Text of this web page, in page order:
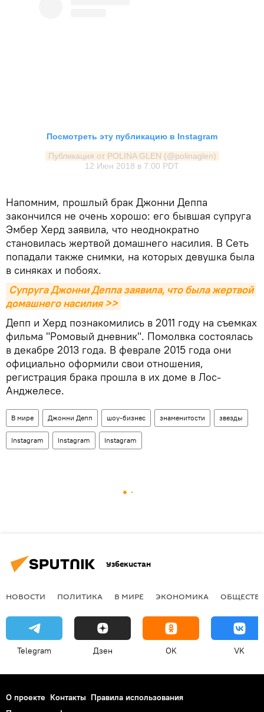
Посмотреть эту публикацию в Instagram
Публикация от POLINA GLEN (@polinaglen)
12 Июн 2018 в 7:00 PDT
Напомним, прошлый брак Джонни Деппа
закончился не очень хорошо: его бывшая супруга
Эмбер Херд заявила, что неоднократно
становилась жертвой домашнего насилия. В Сеть
попадали также снимки, на которых девушка была
в синяках и побоях.
Супруга Джонни Деппа заявила, что была жертвой
домашнего насилия >>
Депп и Херд познакомились в 2011 году на съемках
фильма "Ромовый дневник". Помолвка состоялась
в декабре 2013 года. В феврале 2015 года они
официально оформили свои отношения,
регистрация брака прошла в их доме в Лос-
Анджелесе.
В мире Джонни Депп шоу-бизнес знаменитости звезды
Instagram Instagram Instagram
Узбекистан
НОВОСТИ ПОЛИТИКА В МИРЕ ЭКОНОМИКА
Telegram Дзен OK VK
О проекте Контакты Правила использования